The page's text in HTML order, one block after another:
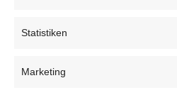
Statistiken
Marketing
Kindersportfest